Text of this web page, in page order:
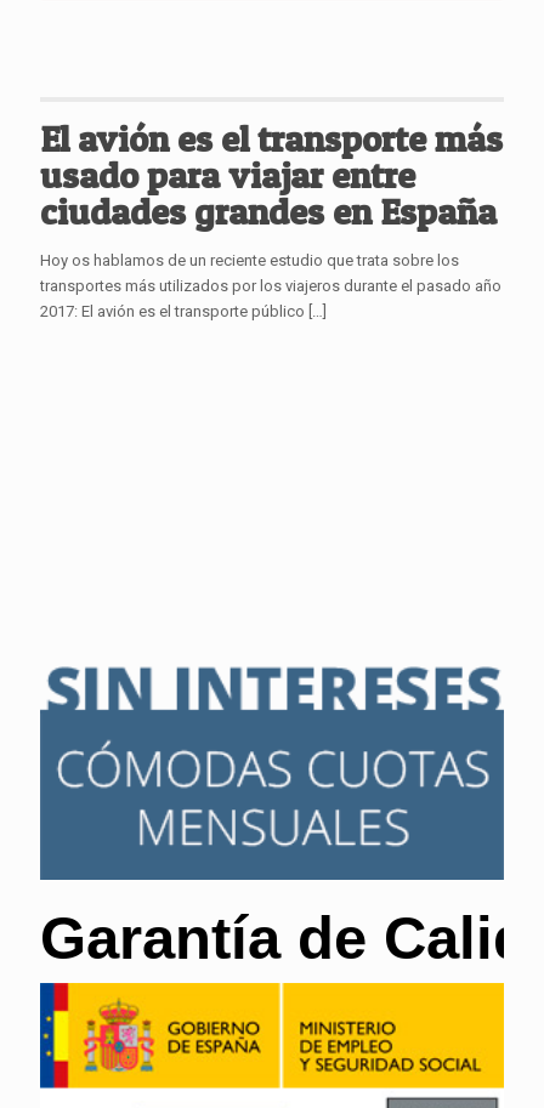
El avión es el transporte más
usado para viajar entre
ciudades grandes en España
Hoy os hablamos de un reciente estudio que trata sobre los
transportes más utilizados por los viajeros durante el pasado año
2017: El avión es el transporte público […]
Garantía de